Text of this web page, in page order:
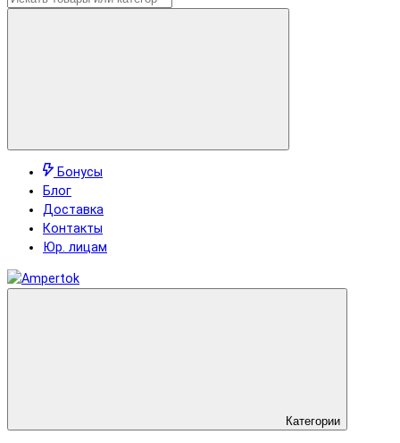
Бонусы
Блог
Доставка
Контакты
Юр. лицам
Категории